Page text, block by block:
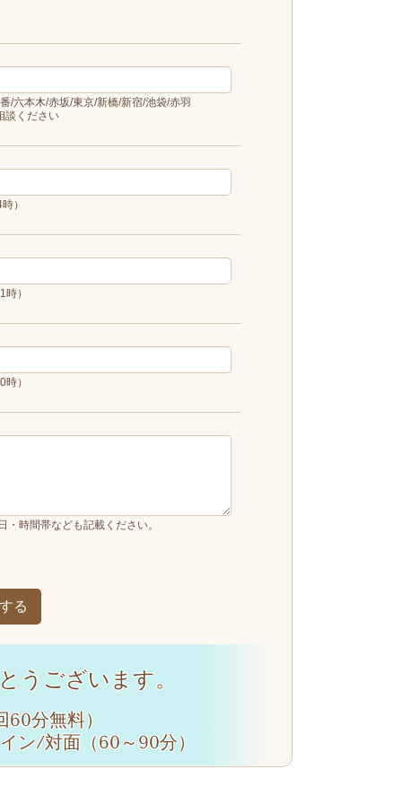
/六本木/赤坂/東京/新橋/新宿/池袋/赤羽
談ください
）
）
）
時間帯なども記載ください。
うございます。
60分無料）
ン/対面（60～90分）
」ボタンをクリックしてください。